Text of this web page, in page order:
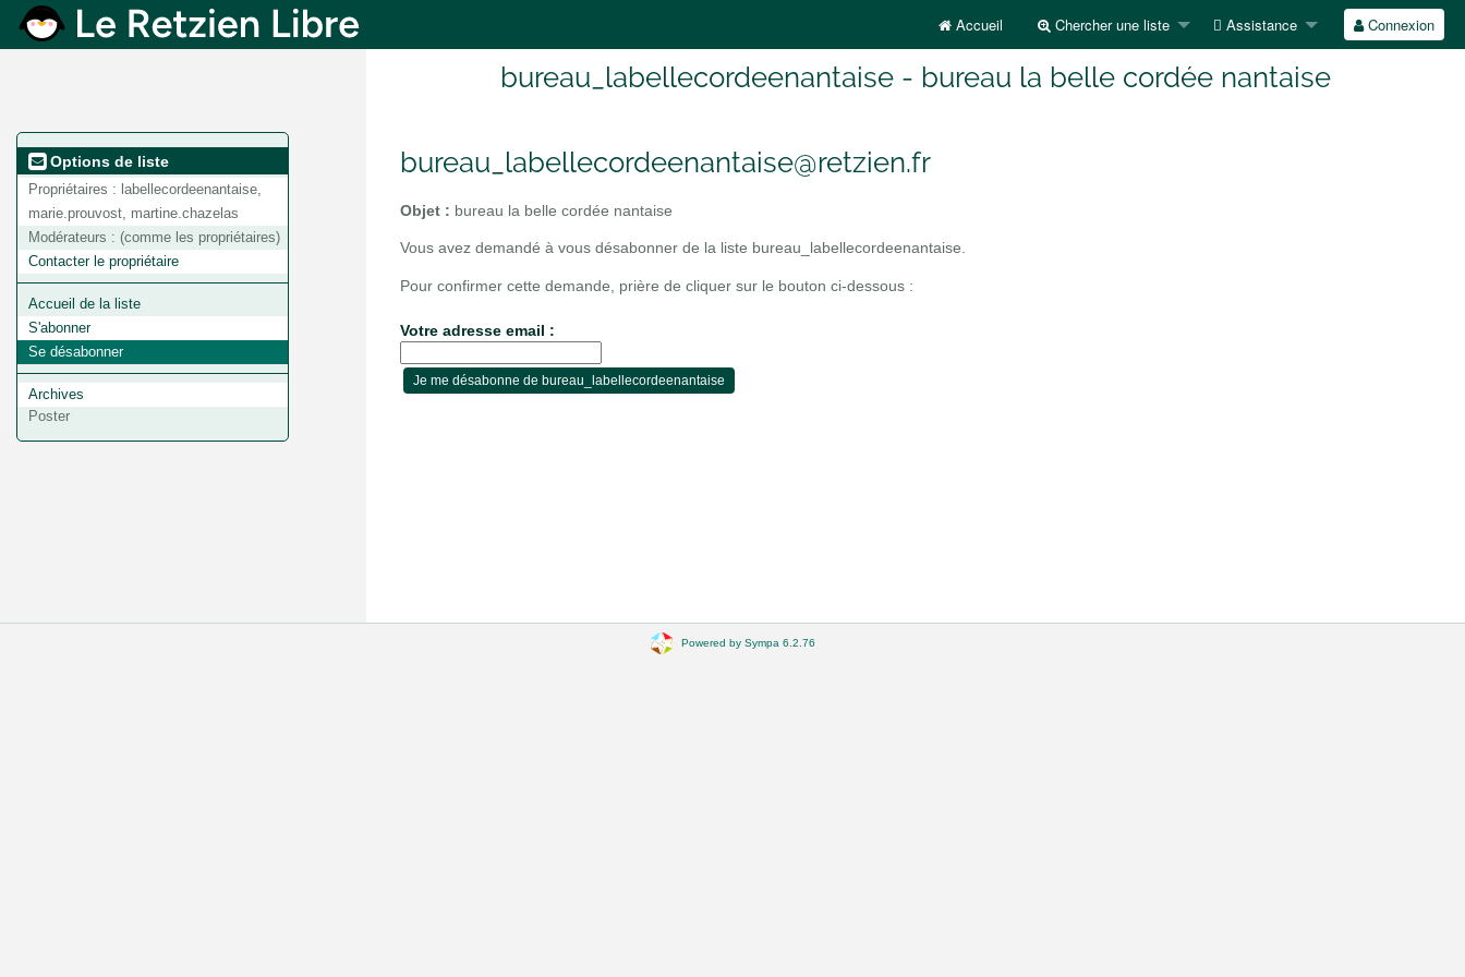
Accueil Chercher une liste Assistance Connexion
bureau_labellecordeenantaise - bureau la belle cordée nantaise
Options de liste
Propriétaires : labellecordeenantaise,
marie.prouvost, martine.chazelas
Modérateurs : (comme les propriétaires)
Contacter le propriétaire
Accueil de la liste
S'abonner
Se désabonner
Archives
Poster
bureau_labellecordeenantaise@retzien.fr
Objet : bureau la belle cordée nantaise
Vous avez demandé à vous désabonner de la liste bureau_labellecordeenantaise.
Pour confirmer cette demande, prière de cliquer sur le bouton ci-dessous :
Votre adresse email :
Powered by Sympa 6.2.76